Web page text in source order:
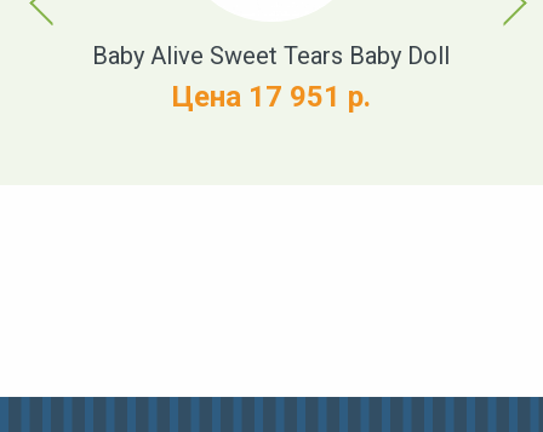
Baby Alive Sweet Tears Baby Doll
Цена 17 951 р.